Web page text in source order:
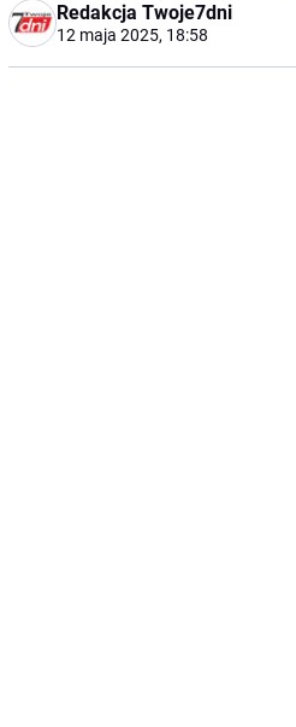
Redakcja Twoje7dni
12 maja 2025, 18:58